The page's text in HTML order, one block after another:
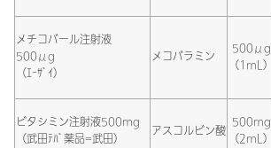
メチコバール注射液
500μg
（ｴｰｻﾞｲ）
メコバラミン
500μg
（1mL）
ビタシミン注射液500mg
（武田ﾃﾊﾞ薬品=武田）
アスコルビン酸
500mg
（2mL）